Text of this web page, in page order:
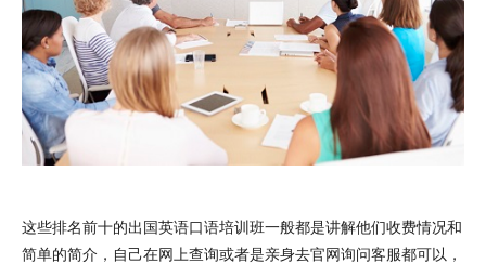
这些排名前十的出国英语口语培训班一般都是讲解他们收费情况和
简单的简介，自己在网上查询或者是亲身去官网询问客服都可以，